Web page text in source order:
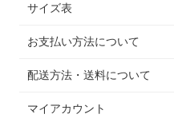
サイズ表
お支払い方法について
配送方法・送料について
マイアカウント